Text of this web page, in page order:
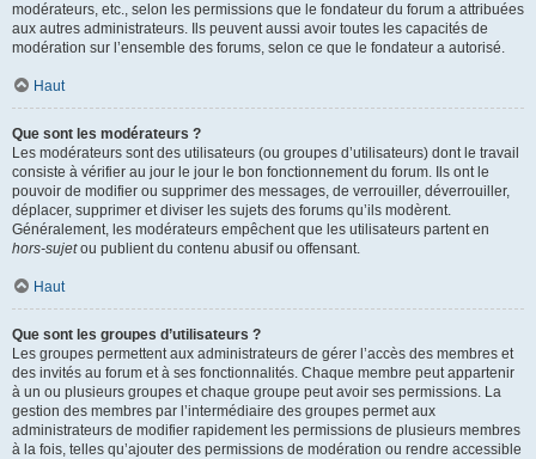
modérateurs, etc., selon les permissions que le fondateur du forum a attribuées
aux autres administrateurs. Ils peuvent aussi avoir toutes les capacités de
modération sur l’ensemble des forums, selon ce que le fondateur a autorisé.
Haut
Que sont les modérateurs ?
Les modérateurs sont des utilisateurs (ou groupes d’utilisateurs) dont le travail
consiste à vérifier au jour le jour le bon fonctionnement du forum. Ils ont le
pouvoir de modifier ou supprimer des messages, de verrouiller, déverrouiller,
déplacer, supprimer et diviser les sujets des forums qu’ils modèrent.
Généralement, les modérateurs empêchent que les utilisateurs partent en
hors-sujetou publient du contenu abusif ou offensant.
Haut
Que sont les groupes d’utilisateurs ?
Les groupes permettent aux administrateurs de gérer l’accès des membres et
des invités au forum et à ses fonctionnalités. Chaque membre peut appartenir
à un ou plusieurs groupes et chaque groupe peut avoir ses permissions. La
gestion des membres par l’intermédiaire des groupes permet aux
administrateurs de modifier rapidement les permissions de plusieurs membres
à la fois, telles qu’ajouter des permissions de modération ou rendre accessible